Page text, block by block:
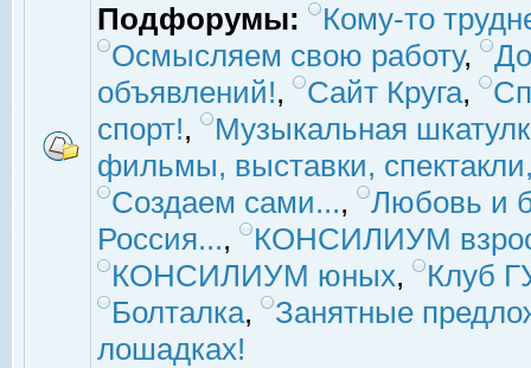
Подфорумы:
Кому-то
Осмысляем свою работу,
объявлений!, Сайт Круга,
спорт!,
Музыкальная
фильмы, выставки,
Создаем сами...,
Любовь и
Россия...,
КОНСИЛИУМ
КОНСИЛИУМ юных,
Клуб
Болталка,
Занятные
лошадках!